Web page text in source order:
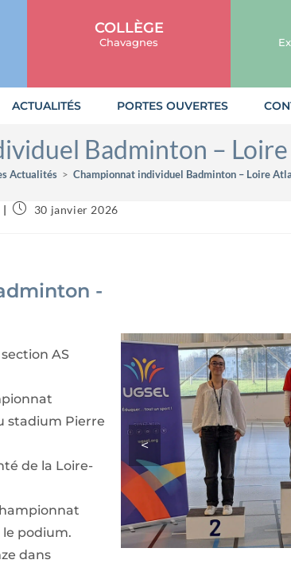
COLLÈGE
Chavagnes
ACTUALITÉS PORTES OUVERTES
Badminton –
Actualités > Championnat individuel Badminton – Loire
30 janvier 2026
-
AS
stadium Pierre
de la Loire-
podium.
dans
<